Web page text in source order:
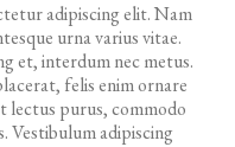
adipiscing elit. Nam
urna varius vitae.
et, interdum nec metus.
felis enim ornare
lectus purus, commodo
Vestibulum adipiscing